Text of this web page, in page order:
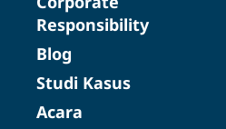
Responsibility
Blog
Studi Kasus
Acara